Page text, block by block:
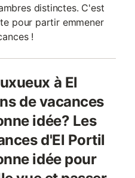
distinctes. C'est
pour partir emmener
!
à El
de vacances
idée? Les
d'El Portil
idée pour